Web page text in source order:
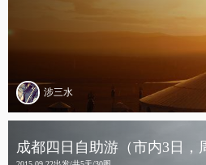
涉三水
成都四日自助游（市内3日，